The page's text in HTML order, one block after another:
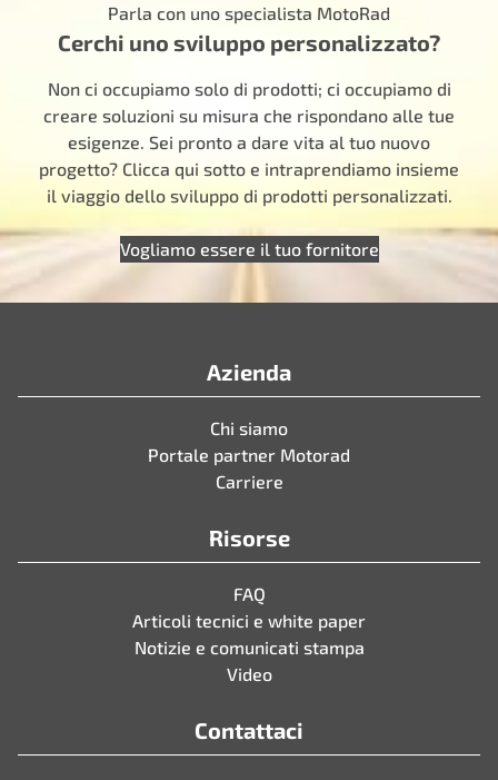
Parla con uno specialista MotoRad
Cerchi uno sviluppo personalizzato?
Non ci occupiamo solo di prodotti; ci occupiamo di
creare soluzioni su misura che rispondano alle tue
esigenze. Sei pronto a dare vita al tuo nuovo
progetto? Clicca qui sotto e intraprendiamo insieme
il viaggio dello sviluppo di prodotti personalizzati.
Vogliamo essere il tuo fornitore
Azienda
Chi siamo
Portale partner Motorad
Carriere
Risorse
FAQ
Articoli tecnici e white paper
Notizie e comunicati stampa
Video
Contattaci